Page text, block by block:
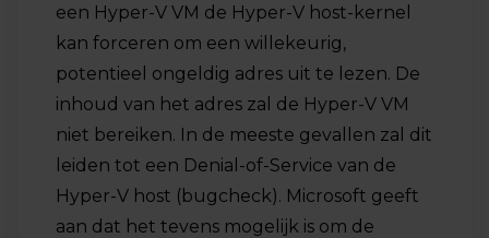
een Hyper-V VM de Hyper-V host-kernel
kan forceren om een willekeurig,
potentieel ongeldig adres uit te lezen. De
inhoud van het adres zal de Hyper-V VM
niet bereiken. In de meeste gevallen zal dit
leiden tot een Denial-of-Service van de
Hyper-V host (bugcheck). Microsoft geeft
aan dat het tevens mogelijk is om de